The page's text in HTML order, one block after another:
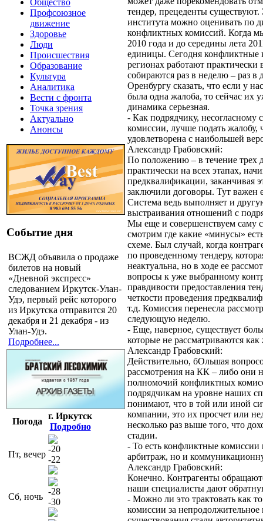
Общество
Профсоюзное
движение
Здоровье
Люди
Происшествия
Образование
Культура
Аналитика
Вести с фронта
Точка зрения
Актуально
Анонсы
Событие дня
ВСЖД объявила о продаже
билетов на новый
«Дневной экспресс»
следованием Иркутск-Улан-
Удэ, первый рейс которого
из Иркутска отправится 20
декабря и 21 декабря - из
Улан-Удэ.
Подробнее...
Погода
г. Иркутск
Подробно
Пт, вечер
-20
-22
Сб, ночь
-28
-30
тендер, прецеденты
института можно оценивать по
конфликтных комиссий. Когда
2010 года и до середины лета
единицы. Сегодня конфликтные
регионах работают
собираются раз в неделю – раз
Оренбургу сказать, что если у
была одна жалоба, то сейчас их
динамика серьезная.
- Как подрядчику, несогласному
комиссии, лучше подать жалобу,
удовлетворена с наибольшей
Александр Грабовский:
По положению – в течение трех
практически на всех этапах,
предквалификации, заканчивая
заключили договоры. Тут важен
Система ведь выполняет и
выстраивания отношений с
Мы еще и совершенствуем саму
смотрим где какие «минусы»
схеме. Был случай, когда
по проведенному тендеру,
неактуальна, но в ходе ее
вопросы к уже выбранному
правдивости предоставления
четкости проведения
т.д. Комиссия перенесла
следующую неделю.
- Еще, наверное, существует
которые не рассматриваются
Александр Грабовский:
Действительно, бОльшая
рассмотрения на КК – либо они
полномочий конфликтных
подрядчикам на уровне наших
понимают, что в той или иной
компании, это их просчет или
несколько раз выше того, что
стадии.
- То есть конфликтные комиссии
арбитраж, но и
Александр Грабовский:
Конечно. Контрагенты
наши специалисты дают
- Можно ли это трактовать как
комиссии за непродолжительное